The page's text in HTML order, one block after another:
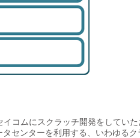
コムにスクラッチ開発をしてい
センターを利用する、いわゆるク